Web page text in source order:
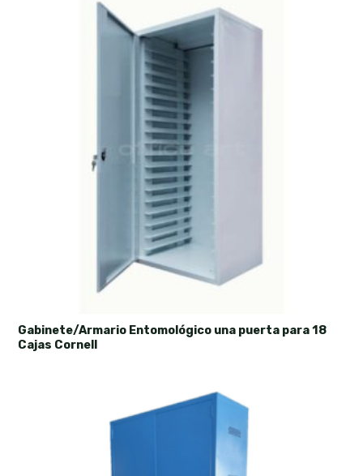
Gabinete/Armario Entomológico una puerta para 18
Cajas Cornell